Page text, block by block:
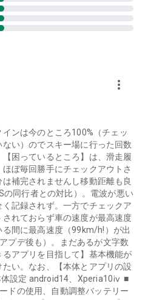
イン」する事で使える「チェッ
！
ケットカウンターで提示するだ
積​​。そして滑り終わった後に
らにはタイムライン公開にする
する事が出来ます！
可能にするために、アプリが
情報を収集します。
るオンラインイベントがシーズ
動的にイベントに参加する事が
yukiyamaからのプレゼントやス
レチケ(プレミアムチケット)が届
の1つです！
more_vert
インは今のところ100%（チェッ
い）のでスキー場に行った回数
困っているところ】は、滑走履
ぼ毎回勝手にチェックアウトさ
補完されませんし移動距離も良
の同行者との対比）。電波が悪い
記録されず。一方でチェックア
れておらず車の速度が最高速度
間に最高速度（99km/h!）が出
プデ後も）。まだあるが文字数
るアプリを目指して】基本機能が
い。なお、【本体とアプリの設
体設定 android14、Xperia10ⅳ ■
ドの使用、自動調整バッテリー